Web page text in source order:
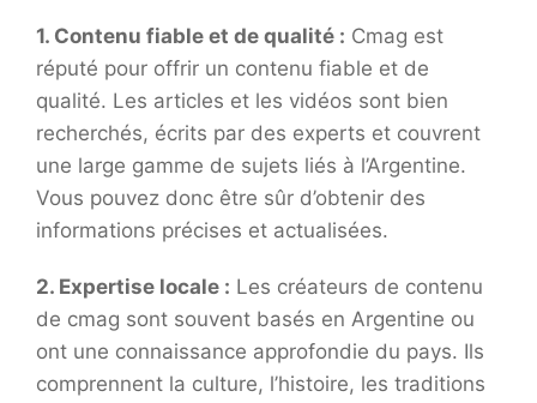
1. Contenu fiable et de qualité : Cmag est
réputé pour offrir un contenu fiable et de
qualité. Les articles et les vidéos sont bien
recherchés, écrits par des experts et couvrent
une large gamme de sujets liés à l’Argentine.
Vous pouvez donc être sûr d’obtenir des
informations précises et actualisées.
2. Expertise locale : Les créateurs de contenu
de cmag sont souvent basés en Argentine ou
ont une connaissance approfondie du pays. Ils
comprennent la culture, l’histoire, les traditions